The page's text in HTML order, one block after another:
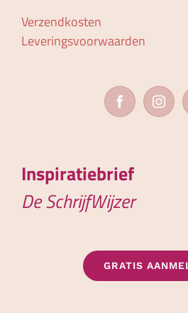
Verzendkosten
Leveringsvoorwaarden
Inspiratiebrief
De SchrijfWijzer
GRATIS